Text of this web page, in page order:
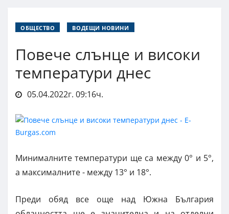
ОБЩЕСТВО ВОДЕЩИ НОВИНИ
Повече слънце и високи
температури днес
05.04.2022г. 09:16ч.
Минималните температури ще са между 0° и 5°,
а максималните - между 13° и 18°.
Преди обяд все още над Южна България